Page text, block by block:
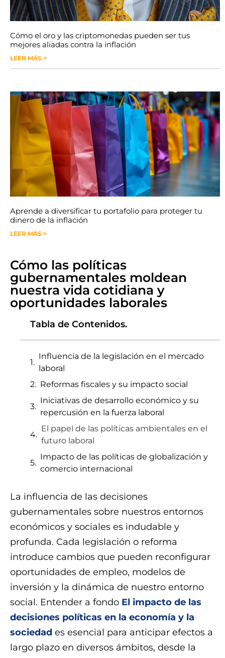
Cómo el oro y las criptomonedas pueden ser tus
mejores aliadas contra la inflación
LEER MÁS >
Aprende a diversificar tu portafolio para proteger tu
dinero de la inflación
LEER MÁS >
Cómo las políticas
gubernamentales moldean
nuestra vida cotidiana y
oportunidades laborales
Tabla de Contenidos.
Influencia de la legislación en el mercado
laboral
Reformas fiscales y su impacto social
Iniciativas de desarrollo económico y su
repercusión en la fuerza laboral
El papel de las políticas ambientales en el
futuro laboral
Impacto de las políticas de globalización y
comercio internacional
La influencia de las decisiones
gubernamentales sobre nuestros entornos
económicos y sociales es indudable y
profunda. Cada legislación o reforma
introduce cambios que pueden reconfigurar
oportunidades de empleo, modelos de
inversión y la dinámica de nuestro entorno
social. Entender a fondo El impacto de las
decisiones políticas en la economía y la
sociedad es esencial para anticipar efectos a
largo plazo en diversos ámbitos, desde la